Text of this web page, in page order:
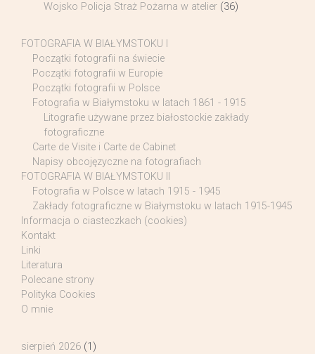
Wojsko Policja Straż Pożarna w atelier (36)
FOTOGRAFIA W BIAŁYMSTOKU I
Początki fotografii na świecie
Początki fotografii w Europie
Początki fotografii w Polsce
Fotografia w Białymstoku w latach 1861 - 1915
Litografie używane przez białostockie zakłady
fotograficzne
Carte de Visite i Carte de Cabinet
Napisy obcojęzyczne na fotografiach
FOTOGRAFIA W BIAŁYMSTOKU II
Fotografia w Polsce w latach 1915 - 1945
Zakłady fotograficzne w Białymstoku w latach 1915-1945
Informacja o ciasteczkach (cookies)
Kontakt
Linki
Literatura
Polecane strony
Polityka Cookies
O mnie
sierpień 2026 (1)